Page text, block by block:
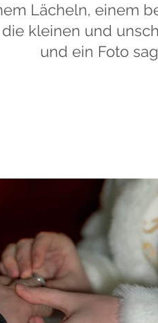
Lächeln, einem
kleinen und
und ein Foto